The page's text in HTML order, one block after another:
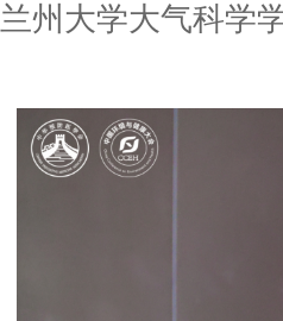
兰州大学大气科学